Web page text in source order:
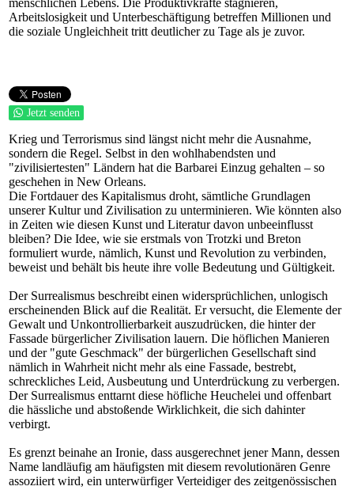
menschlichen Lebens. Die Produktivkräfte stagnieren,
Arbeitslosigkeit und Unterbeschäftigung betreffen Millionen und
die soziale Ungleichheit tritt deutlicher zu Tage als je zuvor.
Jetzt senden
Krieg und Terrorismus sind längst nicht mehr die Ausnahme,
sondern die Regel. Selbst in den wohlhabendsten und
"zivilisiertesten" Ländern hat die Barbarei Einzug gehalten – so
geschehen in New Orleans.
Die Fortdauer des Kapitalismus droht, sämtliche Grundlagen
unserer Kultur und Zivilisation zu unterminieren. Wie könnten also
in Zeiten wie diesen Kunst und Literatur davon unbeeinflusst
bleiben? Die Idee, wie sie erstmals von Trotzki und Breton
formuliert wurde, nämlich, Kunst und Revolution zu verbinden,
beweist und behält bis heute ihre volle Bedeutung und Gültigkeit.
Der Surrealismus beschreibt einen widersprüchlichen, unlogisch
erscheinenden Blick auf die Realität. Er versucht, die Elemente der
Gewalt und Unkontrollierbarkeit auszudrücken, die hinter der
Fassade bürgerlicher Zivilisation lauern. Die höflichen Manieren
und der "gute Geschmack" der bürgerlichen Gesellschaft sind
nämlich in Wahrheit nicht mehr als eine Fassade, bestrebt,
schreckliches Leid, Ausbeutung und Unterdrückung zu verbergen.
Der Surrealismus enttarnt diese höfliche Heuchelei und offenbart
die hässliche und abstoßende Wirklichkeit, die sich dahinter
verbirgt.
Es grenzt beinahe an Ironie, dass ausgerechnet jener Mann, dessen
Name landläufig am häufigsten mit diesem revolutionären Genre
assoziiert wird, ein unterwürfiger Verteidiger des zeitgenössischen